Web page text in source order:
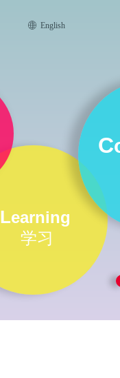
ꄓ English
Learning
学习
C